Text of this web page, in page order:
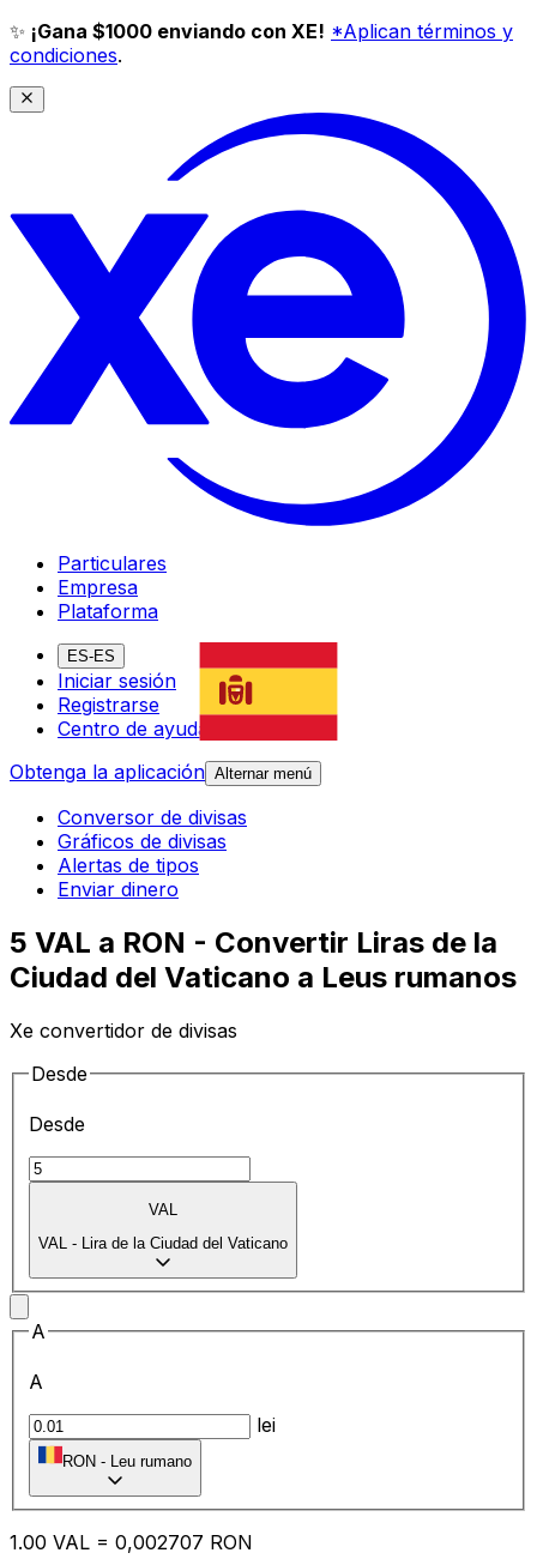
✨ ¡Gana $1000 enviando con XE! *Aplican términos y
condiciones.
Particulares
Empresa
Plataforma
ES-ES
Iniciar sesión
Registrarse
Centro de ayuda
Obtenga la aplicación Alternar menú
Conversor de divisas
Gráficos de divisas
Alertas de tipos
Enviar dinero
5 VAL a RON - Convertir Liras de la
Ciudad del Vaticano a Leus rumanos
Xe convertidor de divisas
Desde
Desde
VAL
VAL - Lira de la Ciudad del Vaticano
A
A
lei
RON - Leu rumano
1.00 VAL = 0,002707 RON